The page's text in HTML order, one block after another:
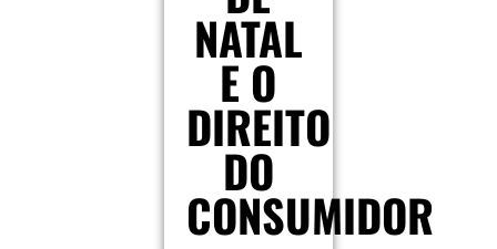
NATAL
E O
DIREITO
DO
CONSUMIDOR